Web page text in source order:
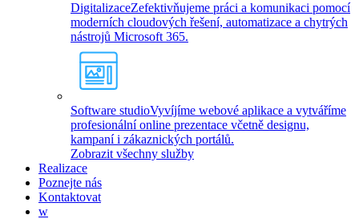
DigitalizaceZefektivňujeme práci a komunikaci pomocí
moderních cloudových řešení, automatizace a chytrých
nástrojů Microsoft 365.
Software studioVyvíjíme webové aplikace a vytváříme
profesionální online prezentace včetně designu,
kampaní i zákaznických portálů.
Zobrazit všechny služby
Realizace
Poznejte nás
Kontaktovat
w